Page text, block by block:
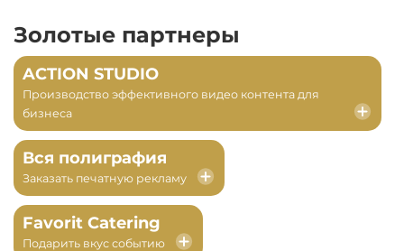
Золотые партнеры
ACTION STUDIO
Производство эффективного видео контента для
бизнеса
Вся полиграфия
Заказать печатную рекламу
Favorit Catering
Подарить вкус событию